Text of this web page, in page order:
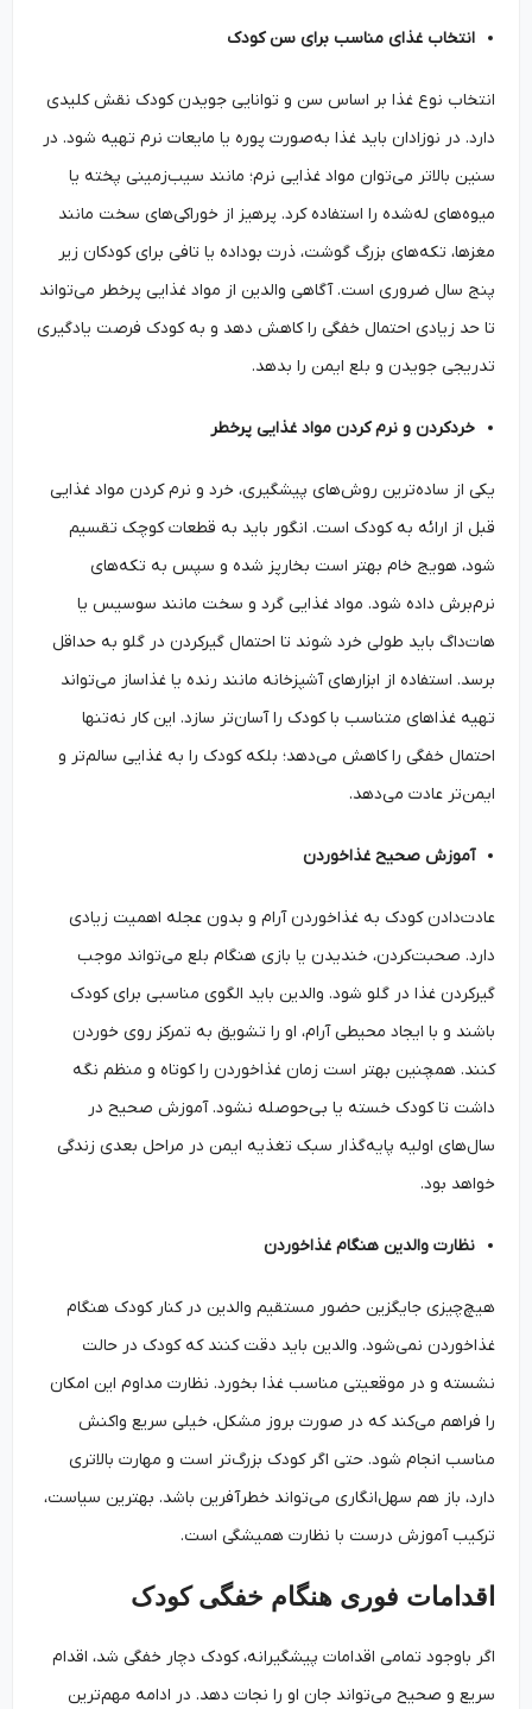
انتخاب غذای مناسب برای سن کودک
انتخاب نوع غذا بر اساس سن و توانایی جویدن کودک نقش کلیدی
دارد. در نوزادان باید غذا به‌صورت پوره یا مایعات نرم تهیه شود. در
سنین بالاتر می‌توان مواد غذایی نرم؛ مانند سیب‌زمینی پخته یا
میوه‌های له‌شده را استفاده کرد. پرهیز از خوراکی‌های سخت مانند
مغزها، تکه‌های بزرگ گوشت، ذرت بوداده یا تافی برای کودکان زیر
پنج سال ضروری است. آگاهی والدین از مواد غذایی پرخطر می‌تواند
تا حد زیادی احتمال خفگی را کاهش دهد و به کودک فرصت یادگیری
تدریجی جویدن و بلع ایمن را بدهد.
خردکردن و نرم کردن مواد غذایی پرخطر
یکی از ساده‌ترین روش‌های پیشگیری، خرد و نرم کردن مواد غذایی
قبل از ارائه به کودک است. انگور باید به قطعات کوچک تقسیم
شود، هویج خام بهتر است بخارپز شده و سپس به تکه‌های
نرم‌برش داده شود. مواد غذایی گرد و سخت مانند سوسیس یا
هات‌داگ باید طولی خرد شوند تا احتمال گیرکردن در گلو به حداقل
برسد. استفاده از ابزارهای آشپزخانه مانند رنده یا غذاساز می‌تواند
تهیه غذاهای متناسب با کودک را آسان‌تر سازد. این کار نه‌تنها
احتمال خفگی را کاهش می‌دهد؛ بلکه کودک را به غذایی سالم‌تر و
ایمن‌تر عادت می‌دهد.
آموزش صحیح غذاخوردن
عادت‌دادن کودک به غذاخوردن آرام و بدون عجله اهمیت زیادی
دارد. صحبت‌کردن، خندیدن یا بازی هنگام بلع می‌تواند موجب
گیرکردن غذا در گلو شود. والدین باید الگوی مناسبی برای کودک
باشند و با ایجاد محیطی آرام، او را تشویق به تمرکز روی خوردن
کنند. همچنین بهتر است زمان غذاخوردن را کوتاه و منظم نگه
داشت تا کودک خسته یا بی‌حوصله نشود. آموزش صحیح در
سال‌های اولیه پایه‌گذار سبک تغذیه ایمن در مراحل بعدی زندگی
خواهد بود.
نظارت والدین هنگام غذاخوردن
هیچ‌چیزی جایگزین حضور مستقیم والدین در کنار کودک هنگام
غذاخوردن نمی‌شود. والدین باید دقت کنند که کودک در حالت
نشسته و در موقعیتی مناسب غذا بخورد. نظارت مداوم این امکان
را فراهم می‌کند که در صورت بروز مشکل، خیلی سریع واکنش
مناسب انجام شود. حتی اگر کودک بزرگ‌تر است و مهارت بالاتری
دارد، باز هم سهل‌انگاری می‌تواند خطرآفرین باشد. بهترین سیاست،
ترکیب آموزش درست با نظارت همیشگی است.
اقدامات فوری هنگام خفگی کودک
اگر باوجود تمامی اقدامات پیشگیرانه، کودک دچار خفگی شد، اقدام
سریع و صحیح می‌تواند جان او را نجات دهد. در ادامه مهم‌ترین